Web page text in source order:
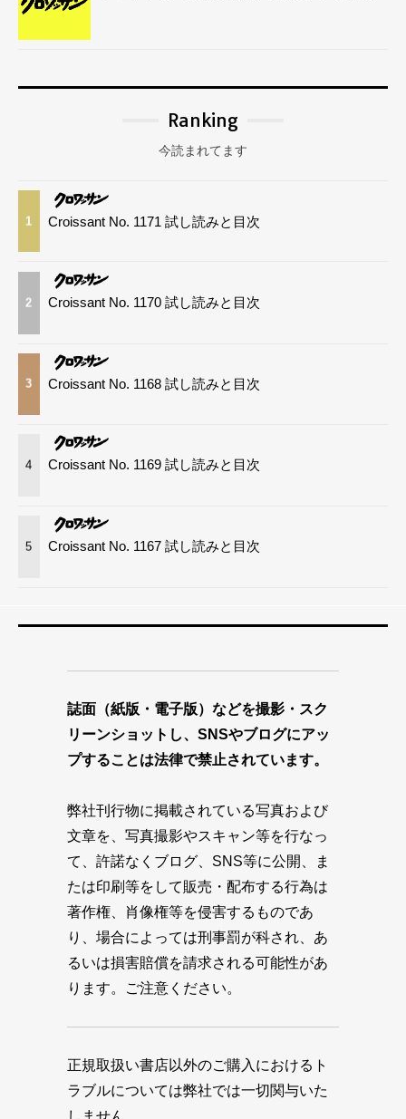
Ranking
今読まれてます
1 Croissant No. 1171 試し読みと目次
2 Croissant No. 1170 試し読みと目次
3 Croissant No. 1168 試し読みと目次
4 Croissant No. 1169 試し読みと目次
5 Croissant No. 1167 試し読みと目次
誌面（紙版・電子版）などを撮影・スク
リーンショットし、SNSやブログにアッ
プすることは法律で禁止されています。
弊社刊行物に掲載されている写真および
文章を、写真撮影やスキャン等を行なっ
て、許諾なくブログ、SNS等に公開、ま
たは印刷等をして販売・配布する行為は
著作権、肖像権等を侵害するものであ
り、場合によっては刑事罰が科され、あ
るいは損害賠償を請求される可能性があ
ります。ご注意ください。
正規取扱い書店以外のご購入におけるト
ラブルについては弊社では一切関与いた
しません。